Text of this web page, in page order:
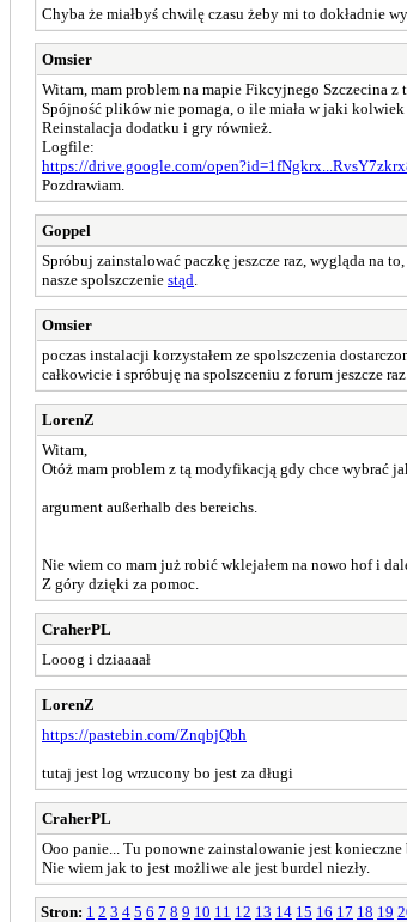
Chyba że miałbyś chwilę czasu żeby mi to dokładnie
Omsier
Witam, mam problem na mapie Fikcyjnego Szczecina
Spójność plików nie pomaga, o ile miała w jaki kolwiek
Reinstalacja dodatku i gry również.
Logfile:
https://drive.google.com/
Pozdrawiam.
Goppel
Spróbuj zainstalować paczkę jeszcze raz, wygląda na
nasze spolszczenie stąd
Omsier
poczas instalacji korzystałem ze spolszczenia
całkowicie i spróbuję na spolszceniu z forum jeszcze raz.
LorenZ
Witam,
Otóż mam problem z tą modyfikacją gdy chce wybrać
argument außerhalb des bereichs.
Nie wiem co mam już robić wklejałem na nowo hof i
Z góry dzięki za pomoc.
CraherPL
Looog i dziaaaał
LorenZ
https://pastebin.com/ZnqbjQbh
tutaj jest log wrzucony bo jest za długi
CraherPL
Ooo panie... Tu ponowne zainstalowanie jest
Nie wiem jak to jest możliwe ale jest burdel niezły.
Stron: 1 2 3 4 5 6 7 8 9 10 11 12 13 14 15 16 17 18 19